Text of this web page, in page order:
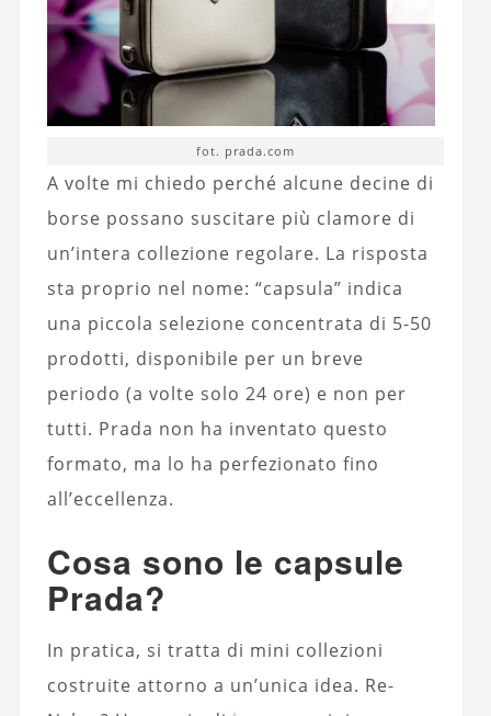
fot. prada.com
A volte mi chiedo perché alcune decine di
borse possano suscitare più clamore di
un’intera collezione regolare. La risposta
sta proprio nel nome: “capsula” indica
una piccola selezione concentrata di 5-50
prodotti, disponibile per un breve
periodo (a volte solo 24 ore) e non per
tutti. Prada non ha inventato questo
formato, ma lo ha perfezionato fino
all’eccellenza.
Cosa sono le capsule
Prada?
In pratica, si tratta di mini collezioni
costruite attorno a un’unica idea. Re-